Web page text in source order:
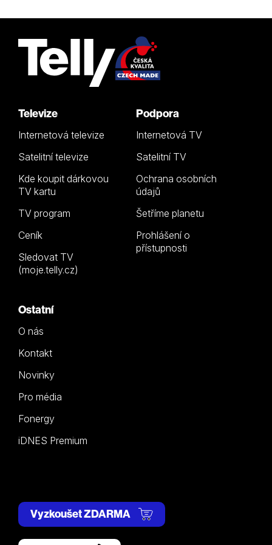
Televize
Internetová televize
Satelitní televize
Kde koupit dárkovou
TV kartu
TV program
Ceník
Sledovat TV
(moje.telly.cz)
Podpora
Internetová TV
Satelitní TV
Ochrana osobních
údajů
Šetříme planetu
Prohlášení o
přístupnosti
Ostatní
O nás
Kontakt
Novinky
Pro média
Fonergy
iDNES Premium
Vyzkoušet ZDARMA